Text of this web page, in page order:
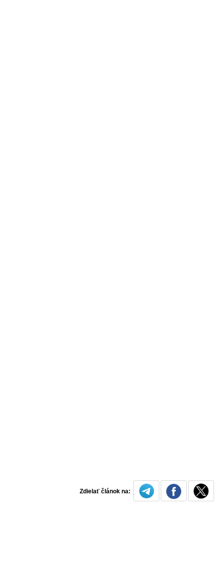
Zdielať článok na: